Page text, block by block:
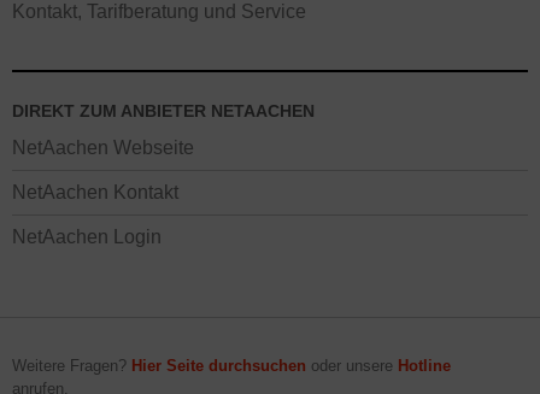
Kontakt, Tarifberatung und Service
DIREKT ZUM ANBIETER NETAACHEN
NetAachen Webseite
NetAachen Kontakt
NetAachen Login
Weitere Fragen? Hier Seite durchsuchen oder unsere Hotline
anrufen.